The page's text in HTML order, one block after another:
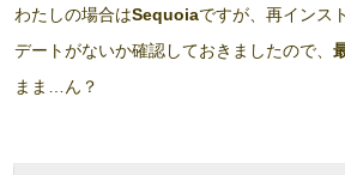
わたしの場合はSequoiaですが、再インス
デートがないか確認しておきましたので、
まま…ん？